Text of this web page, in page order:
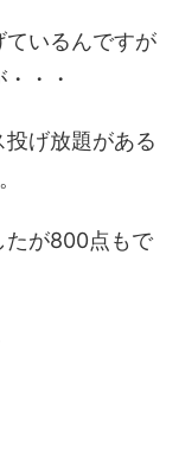
いるんですが
・・
げ放題がある
たが800点もで